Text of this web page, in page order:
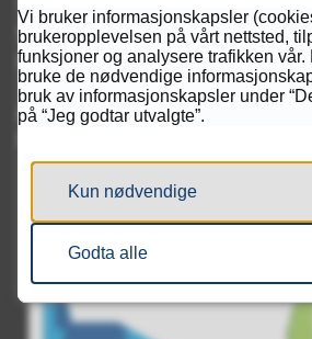
Telefon
94 50 69 00
Åpningstider
Vi bruker informasjonskapsler
brukeropplevelsen på vårt nettsted,
funksjoner og analysere trafikken
bruke de nødvendige
bruk av informasjonskapsler under
på “Jeg godtar utvalgte”.
Kun nødvendige
Godta alle